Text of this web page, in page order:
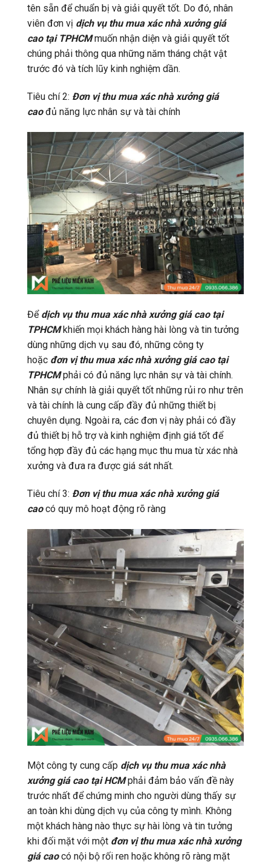
tên sẵn để chuẩn bị và giải quyết tốt. Do đó, nhân
viên đơn vị dịch vụ thu mua xác nhà xưởng giá
cao tại TPHCMmuốn nhận diện và giải quyết tốt
chúng phải thông qua những năm tháng chật vật
trước đó và tích lũy kinh nghiệm dần.
Tiêu chí 2: Đơn vị thu mua xác nhà xưởng giá
caođủ năng lực nhân sự và tài chính
Để dịch vụ thu mua xác nhà xưởng giá cao tại
TPHCMkhiến mọi khách hàng hài lòng và tin tưởng
dùng những dịch vụ sau đó, những công ty
hoặc đơn vị thu mua xác nhà xưởng giá cao tại
TPHCMphải có đủ năng lực nhân sự và tài chính.
Nhân sự chính là giải quyết tốt những rủi ro như trên
và tài chính là cung cấp đầy đủ những thiết bị
chuyên dụng. Ngoài ra, các đơn vị này phải có đầy
đủ thiết bị hỗ trợ và kinh nghiệm định giá tốt để
tổng hợp đầy đủ các hạng mục thu mua từ xác nhà
xưởng và đưa ra được giá sát nhất.
Tiêu chí 3: Đơn vị thu mua xác nhà xưởng giá
caocó quy mô hoạt động rõ ràng
Một công ty cung cấp dịch vụ thu mua xác nhà
xưởng giá cao tại HCMphải đảm bảo vấn đề này
trước nhất để chứng minh cho người dùng thấy sự
an toàn khi dùng dịch vụ của công ty mình. Không
một khách hàng nào thực sự hài lòng và tin tưởng
khi đối mặt với một đơn vị thu mua xác nhà xưởng
giá caocó nội bộ rối ren hoặc không rõ ràng mặt